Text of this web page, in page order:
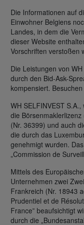
Die Informationen auf
Einwohner Belgiens
Landes, in dem die
dieser Website
Vorschriften verstoßen
Die Leistungen von
durch den Bid-Ask-
kompensiert.
WH SELFINVEST
die
(Nr. 36399) und auch
die durch das
genehmigt wurden.
„Commission de
Mittels des
Unternehmen zwei
Frankreich (Nr. 18943
Prudentiel et de
France” beaufsichtigt
durch die